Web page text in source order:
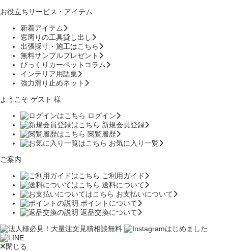
お役立ちサービス・アイテム
新着アイテム
窓周りの工具貸し出し
出張採寸・施工はこちら
無料サンプルプレゼント
びっくりカーペットコラム
インテリア用語集
強力滑り止めネット
ようこそ ゲスト 様
ログイン
新規会員登録
閲覧履歴
お気に入り一覧
ご案内
ご利用ガイド
送料について
お支払いについて
ポイントについて
返品交換について
閉じる